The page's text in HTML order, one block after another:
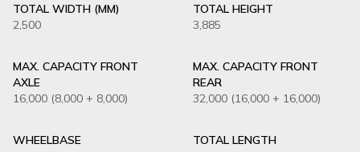
TOTAL WIDTH (MM)
2,500
TOTAL HEIGHT
3,885
MAX. CAPACITY FRONT
AXLE
16,000 (8,000 + 8,000)
MAX. CAPACITY FRONT
REAR
32,000 (16,000 + 16,000)
WHEELBASE
TOTAL LENGTH